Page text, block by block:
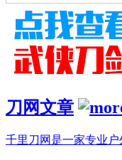
刀网文章
千里刀网是一家专业